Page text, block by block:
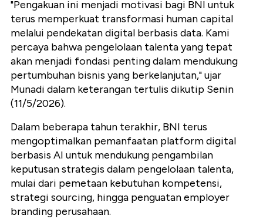
"Pengakuan ini menjadi motivasi bagi BNI untuk
terus memperkuat transformasi human capital
melalui pendekatan digital berbasis data. Kami
percaya bahwa pengelolaan talenta yang tepat
akan menjadi fondasi penting dalam mendukung
pertumbuhan bisnis yang berkelanjutan," ujar
Munadi dalam keterangan tertulis dikutip Senin
(11/5/2026).
Dalam beberapa tahun terakhir, BNI terus
mengoptimalkan pemanfaatan platform digital
berbasis AI untuk mendukung pengambilan
keputusan strategis dalam pengelolaan talenta,
mulai dari pemetaan kebutuhan kompetensi,
strategi sourcing, hingga penguatan employer
branding perusahaan.